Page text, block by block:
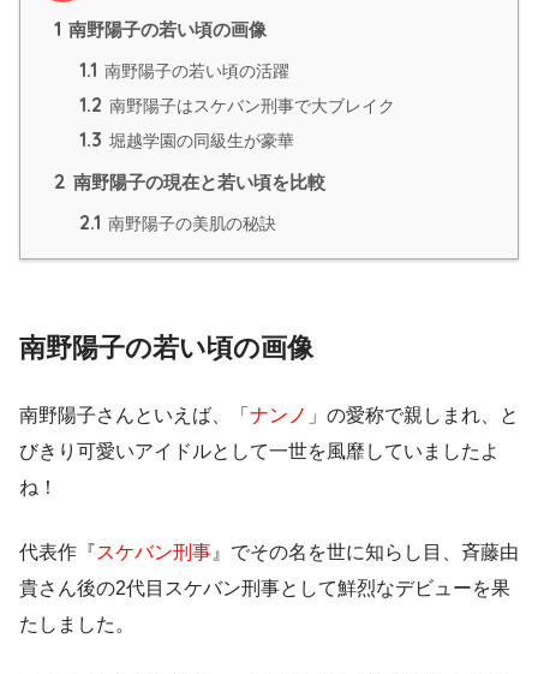
1 南野陽子の若い頃の画像
1.1 南野陽子の若い頃の活躍
1.2 南野陽子はスケバン刑事で大ブレイク
1.3 堀越学園の同級生が豪華
2 南野陽子の現在と若い頃を比較
2.1 南野陽子の美肌の秘訣
南野陽子の若い頃の画像
南野陽子さんといえば、「 ナンノ 」の愛称で親しまれ、と
びきり可愛いアイドルとして一世を風靡していましたよ
ね！
代表作『スケバン刑事 』でその名を世に知らし目、斉藤由
貴さん後の2代目スケバン刑事として鮮烈なデビューを果
たしました。